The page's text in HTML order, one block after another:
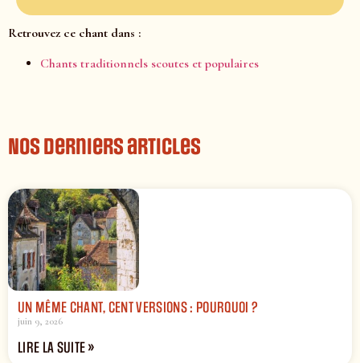
Retrouvez ce chant dans :
Chants traditionnels scoutes et populaires
Nos derniers articles
UN MÊME CHANT, CENT VERSIONS : POURQUOI ?
juin 9, 2026
LIRE LA SUITE »